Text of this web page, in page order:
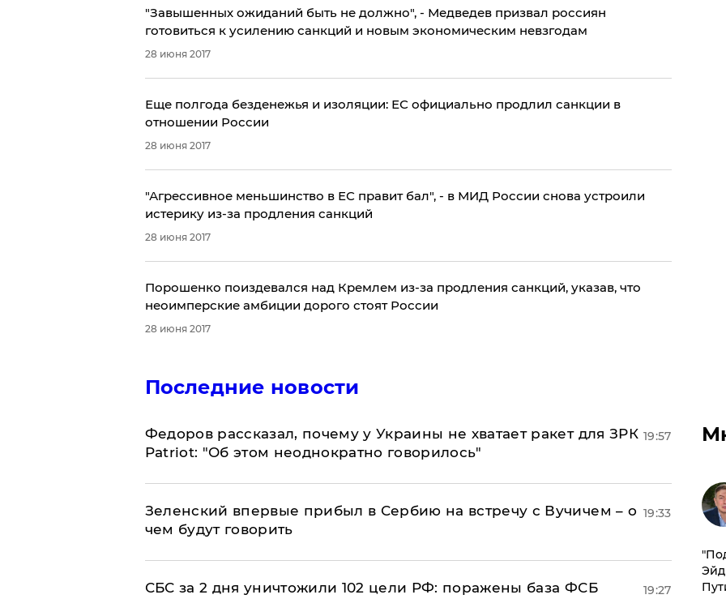
​"Завышенных ожиданий быть не должно", - Медведев призвал россиян
готовиться к усилению санкций и новым экономическим невзгодам
28 июня 2017
Еще полгода безденежья и изоляции: ЕС официально продлил санкции в
отношении России
28 июня 2017
​"Агрессивное меньшинство в ЕС правит бал", - в МИД России снова устроили
истерику из-за продления санкций
28 июня 2017
​Порошенко поиздевался над Кремлем из-за продления санкций, указав, что
неоимперские амбиции дорого стоят России
28 июня 2017
Последние новости
Федоров рассказал, почему у Украины не хватает ракет для ЗРК
Patriot: "Об этом неоднократно говорилось"
19:57
Зеленский впервые прибыл в Сербию на встречу с Вучичем – о
чем будут говорить
19:33
СБС за 2 дня уничтожили 102 цели РФ: поражены база ФСБ
19:27